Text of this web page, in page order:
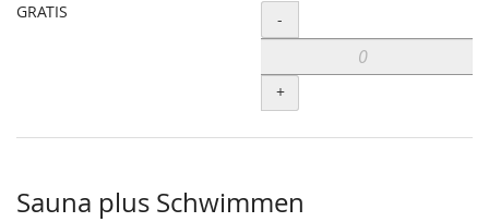
GRATIS Menge
-
+
Sauna plus Schwimmen